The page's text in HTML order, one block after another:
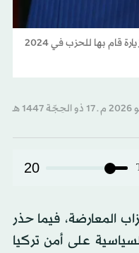
رئيس حزب «الشعب الجمهوري» التركي المعارض «المعزول مؤقتاً» أوزغور أوزيل مصافحاً الرئيس رجب طيب إردوغان خلال استقباله في زيارة قام بها للحزب في 2024
20
المعارضة، فيما حذر
على أمن تركيا